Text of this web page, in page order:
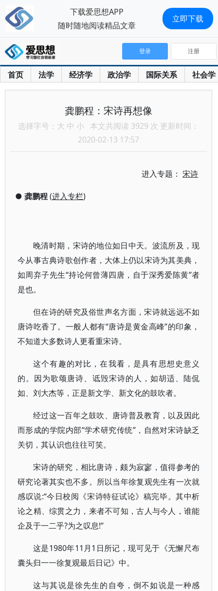
首页 法学 经济学 政治学 国际关系 社会学
登录 注册
龚鹏程：宋诗再想像
选择字号： 大 中 小 本文共阅读 3929 次 更新时间：
2020-02-13 17:57
进入专题：宋诗
●龚鹏程(进入专栏)
晚清时期，宋诗的地位如日中天。波流所及，现
今从事古典诗歌创作者，大体上仍以宋诗为其美典，
如周弃子先生“持论何曾薄四唐，自于深秀爱陈黄”者
是也。
但在诗的研究及俗世声名方面，宋诗就远远不如
唐诗吃香了。一般人都有“唐诗是黄金高峰”的印象，
不知道大多数诗人更看重宋诗。
这个有趣的对比，在我看，是具有思想史意义
的。因为歌颂唐诗、诋毁宋诗的人，如胡适、陆侃
如、刘大杰等，正是新文学、新文化的鼓吹者。
经过这一百年之鼓吹、唐诗普及教育，以及因此
而形成的学院内部“学术研究传统”，自然对宋诗缺乏
关切，其认识也往往可笑。
宋诗的研究，相比唐诗，颇为寂寥，值得参考的
研究论著其实也不多。所以当年徐复观先生有一次就
感叹说:“今日校阅《宋诗特征试论》稿完毕。其中析
论之精、综贯之力，来者不可知，古人与今人，谁能
企及于一二乎?为之叹息!”
这是1980年11月1日所记，现可见于《无懈尺布
囊头归一一徐复观最后日记》中。
这与其说是徐先生的自夸，倒不如说是一种感
下载爱思想APP
随时随地阅读精品文章
立即下载